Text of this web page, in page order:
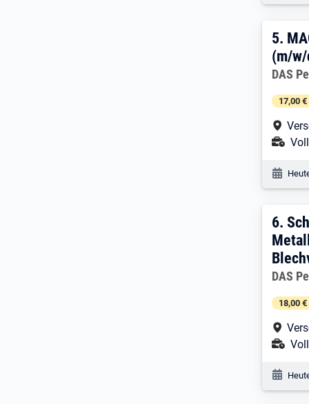
5.
5.
(m/
DAS
17,00
6.
6.
DAS
18,00